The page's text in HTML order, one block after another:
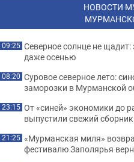
НОВОСТИ
09:25 Северное солнце не
даже осенью
08:20 Суровое северное лето:
заморозки в Мурманской
23:15 От «синей» экономики до
выпустили свежий
21:25 «Мурманская миля»
фестивалю Заполярья